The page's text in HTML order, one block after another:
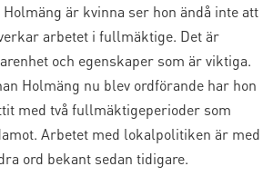
Holmäng är kvinna ser hon ändå inte att
arbetet i fullmäktige. Det är
och egenskaper som är viktiga.
Holmäng nu blev ordförande har hon
med två fullmäktigeperioder som
Arbetet med lokalpolitiken är med
ord bekant sedan tidigare.